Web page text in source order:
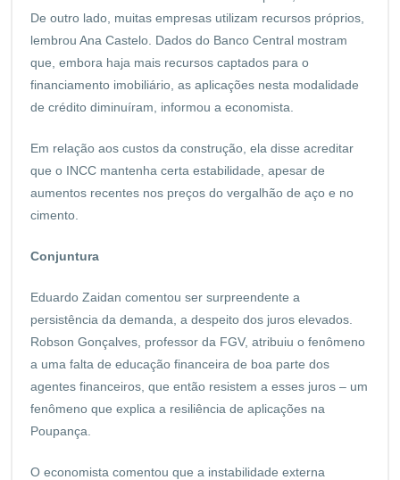
De outro lado, muitas empresas utilizam recursos próprios,
lembrou Ana Castelo. Dados do Banco Central mostram
que, embora haja mais recursos captados para o
financiamento imobiliário, as aplicações nesta modalidade
de crédito diminuíram, informou a economista.
Em relação aos custos da construção, ela disse acreditar
que o INCC mantenha certa estabilidade, apesar de
aumentos recentes nos preços do vergalhão de aço e no
cimento.
Conjuntura
Eduardo Zaidan comentou ser surpreendente a
persistência da demanda, a despeito dos juros elevados.
Robson Gonçalves, professor da FGV, atribuiu o fenômeno
a uma falta de educação financeira de boa parte dos
agentes financeiros, que então resistem a esses juros – um
fenômeno que explica a resiliência de aplicações na
Poupança.
O economista comentou que a instabilidade externa